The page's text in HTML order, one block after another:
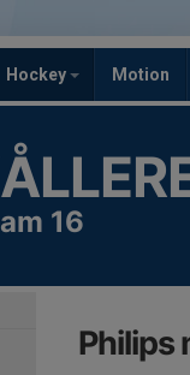
Hockey Motion
16
Philips